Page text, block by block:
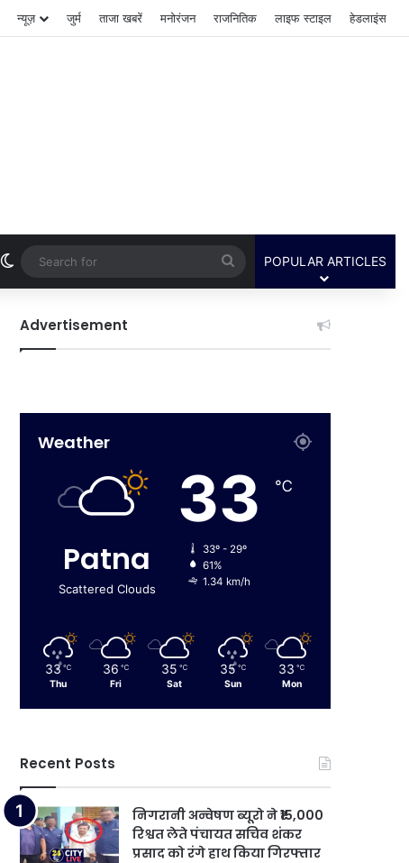
न्यूज़ जुर्म ताजा खबरें मनोरंजन राजनितिक लाइफ स्टाइल हेडलाइंस
Switch skin
Search
for
POPULAR ARTICLES
Advertisement
Weather
Patna
Scattered Clouds
33 ℃
33º - 29º
61%
1.34 km/h
33 ℃
Thu
36 ℃
Fri
35 ℃
Sat
35 ℃
Sun
33 ℃
Mon
Recent Posts
निगरानी अन्वेषण ब्यूरो ने ₹15,000
रिश्वत लेते पंचायत सचिव शंकर
प्रसाद को रंगे हाथ किया गिरफ्तार